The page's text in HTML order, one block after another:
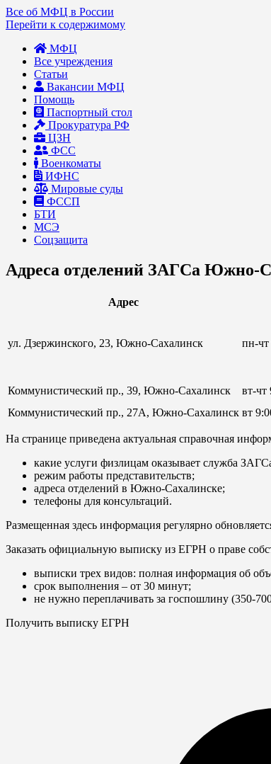
Все об МФЦ в России
Перейти к содержимому
МФЦ
Все учреждения
Статьи
Вакансии МФЦ
Помощь
Паспортный стол
Прокуратура РФ
ЦЗН
ФСС
Военкоматы
ИФНС
Мировые суды
ФССП
БТИ
МСЭ
Соцзащита
Адреса отделений ЗАГСа Южно-
Адрес
ул. Дзержинского, 23, Южно-Сахалинск пн-чт
Коммунистический пр., 39, Южно-Сахалинск
вт-чт
Коммунистический пр., 27А, Южно-Сахалинск вт
На странице приведена актуальная справочная
какие услуги физлицам оказывает служба
режим работы представительств;
адреса отделений в Южно-Сахалинске;
телефоны для консультаций.
Размещенная здесь информация регулярно
Заказать официальную выписку из ЕГРН о праве
выписки трех видов: полная информация об
срок выполнения – от 30 минут;
не нужно переплачивать за госпошлину (350-
Получить выписку ЕГРН